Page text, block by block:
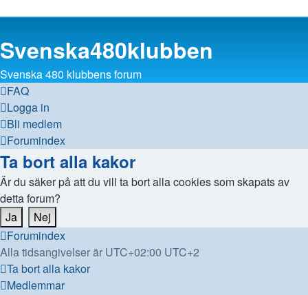
Svenska480klubben
Svenska 480 klubbens forum
FAQ
Logga in
Bli medlem
Forumindex
Ta bort alla kakor
Är du säker på att du vill ta bort alla cookies som skapats av
detta forum?
Forumindex
Alla tidsangivelser är UTC+02:00 UTC+2
Ta bort alla kakor
Medlemmar